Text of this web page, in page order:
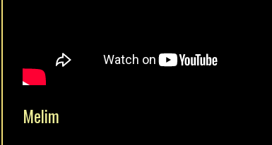
Melim